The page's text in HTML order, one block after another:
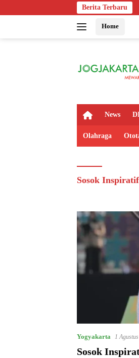
ke
Berita Terbaru
Home
H
m
News
Olahraga
Sosok Inspiratif
Yogyakarta 1
Sosok